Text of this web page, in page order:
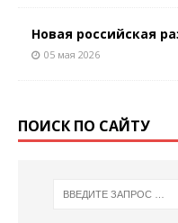
Новая российская
05 мая 2026
ПОИСК ПО САЙТУ